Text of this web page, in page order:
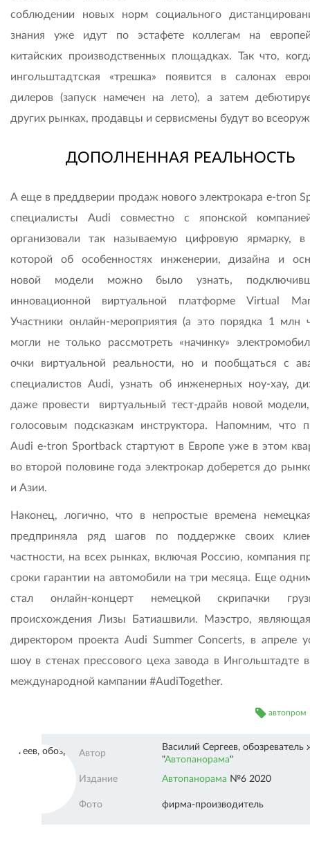
соблюдении новых норм социального
знания уже идут по эстафете коллегам на
китайских производственных площадках. Так что,
ингольштадтская «трешка» появится в салонах
дилеров (запуск намечен на лето), а затем
других рынках, продавцы и сервисмены будут во
ДОПОЛНЕННАЯ РЕАЛЬНОСТЬ
А еще в преддверии продаж нового электрокара e-tron
специа­листы Audi совместно с японской
организовали так называемую цифровую ярмарку, в
которой об особенностях инженерии, дизайна и
новой модели можно было узнать,
инновационной виртуальной платформе Virtual
Участники онлайн-мероприятия (а это порядка 1 млн
могли не только рассмотреть «начинку»
очки виртуальной реальности, но и пообщаться с
специалистов Audi, узнать об инженерных ноу-хау,
даже провести виртуальный тест-драйв новой
голосовым подсказкам инструктора. Напомним, что
Audi e-tron Sportback стартуют в Европе уже в этом
во второй половине года электрокар доберется до
и Азии.
Наконец, логично, что в непростые времена
предприняла ряд шагов по поддержке своих
частности, на всех рынках, включая Россию, компания
сроки гарантии на автомобили на три месяца. Еще
стал онлайн-концерт немецкой скрипачки
происхождения Лизы Батиашвили. Маэстро,
директором проекта Audi Summer Concerts, в апреле
шоу в стенах прессового цеха завода в Ингольштадте
международной кампании #AudiTogether.
автопром
Автопанорама"" />
Автор
Василий Сергеев, обозреватель
"Автопанорама"
Издание
Автопанорама №6 2020
Фото фирма-производитель